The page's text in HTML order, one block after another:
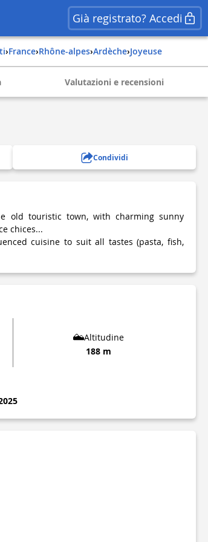
Già registrato? Accedi
› france› rhône-alpes› ardèche› joyeuse
Valutazioni e recensioni
Condividi
old touristic town, with charming sunny
chices...
cuisine to suit all tastes (pasta, fish,
Altitudine
188 m